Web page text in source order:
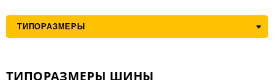
ТИПОРАЗМЕРЫ ШИНЫ